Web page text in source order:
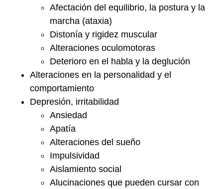
Afectación del equilibrio, la postura y la
marcha (ataxia)
Distonía y rigidez muscular
Alteraciones oculomotoras
Deterioro en el habla y la deglución
Alteraciones en la personalidad y el
comportamiento
Depresión, irritabilidad
Ansiedad
Apatía
Alteraciones del sueño
Impulsividad
Aislamiento social
Alucinaciones que pueden cursar con